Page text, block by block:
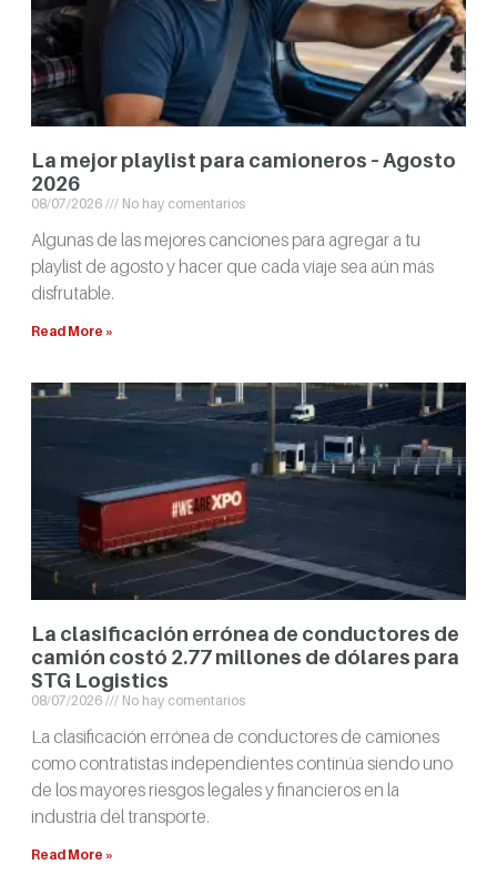
La mejor playlist para camioneros – Agosto
2026
08/07/2026 No hay comentarios
Algunas de las mejores canciones para agregar a tu
playlist de agosto y hacer que cada viaje sea aún más
disfrutable.
Read More »
La clasificación errónea de conductores de
camión costó 2.77 millones de dólares para
STG Logistics
08/07/2026 No hay comentarios
La clasificación errónea de conductores de camiones
como contratistas independientes continúa siendo uno
de los mayores riesgos legales y financieros en la
industria del transporte.
Read More »